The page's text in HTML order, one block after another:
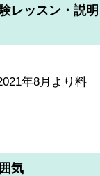
レッスン・説明
年8月より料
気